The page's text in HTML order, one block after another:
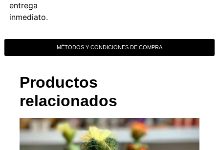
entrega
inmediato.
MÉTODOS Y CONDICIONES DE COMPRA
Productos
relacionados